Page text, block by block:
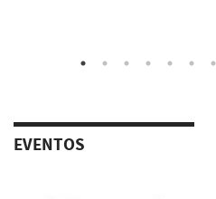
EVENTOS